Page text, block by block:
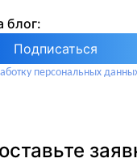
блог:
персональных